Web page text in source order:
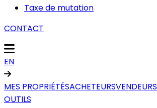
Taxe de mutation
CONTACT
EN
MES PROPRIÉTÉSACHETEURSVENDEURS
OUTILS